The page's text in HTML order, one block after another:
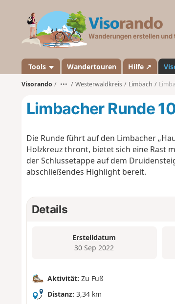
Tools Wandertouren Hilfe ↗
Visorando ••• Westerwaldkreis Limbach
Limbacher Runde
Die Runde führt auf den Limbacher
Holzkreuz thront, bietet sich eine Rast
der Schlussetappe auf dem
abschließendes Highlight bereit.
Details
Erstelldatum
30 Sep 2022
Aktivität: Zu Fuß
Distanz: 3,34 km